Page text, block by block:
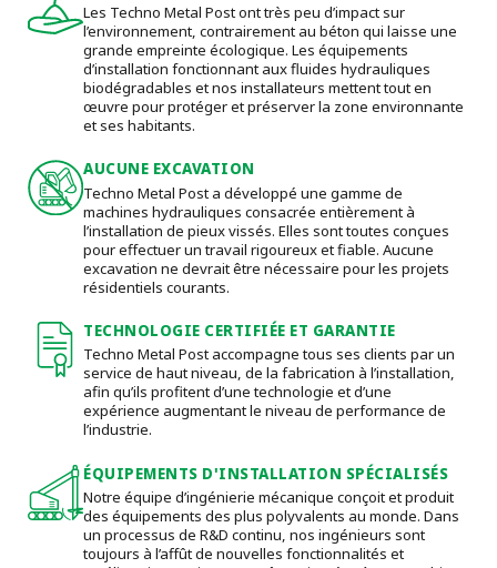
Les Techno Metal Post ont très peu d’impact sur
l’environnement, contrairement au béton qui laisse une
grande empreinte écologique. Les équipements
d’installation fonctionnant aux fluides hydrauliques
biodégradables et nos installateurs mettent tout en
œuvre pour protéger et préserver la zone environnante
et ses habitants.
AUCUNE EXCAVATION
Techno Metal Post a développé une gamme de
machines hydrauliques consacrée entièrement à
l’installation de pieux vissés. Elles sont toutes conçues
pour effectuer un travail rigoureux et fiable. Aucune
excavation ne devrait être nécessaire pour les projets
résidentiels courants.
TECHNOLOGIE CERTIFIÉE ET GARANTIE
Techno Metal Post accompagne tous ses clients par un
service de haut niveau, de la fabrication à l’installation,
afin qu’ils profitent d’une technologie et d’une
expérience augmentant le niveau de performance de
l’industrie.
ÉQUIPEMENTS D'INSTALLATION SPÉCIALISÉS
Notre équipe d’ingénierie mécanique conçoit et produit
des équipements des plus polyvalents au monde. Dans
un processus de R&D continu, nos ingénieurs sont
toujours à l’affût de nouvelles fonctionnalités et